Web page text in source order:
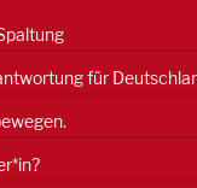
für